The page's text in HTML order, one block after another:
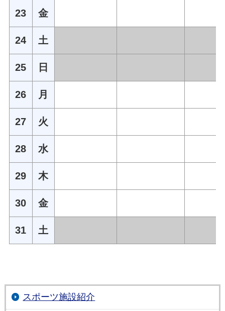
23 金
24 土
25 日
26 月
27 火
28 水
29 木
30 金
31 土
スポーツ施設紹介